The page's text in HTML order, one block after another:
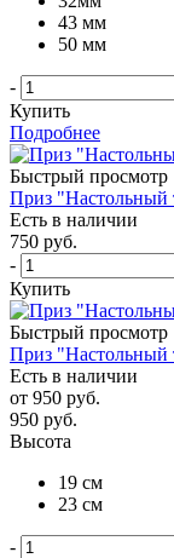
43 мм
50 мм
-
Купить
Подробнее
Быстрый просмотр
Приз "Настольный
Есть в наличии
750 руб.
-
Купить
Быстрый просмотр
Приз "Настольный
Есть в наличии
от 950 руб.
950 руб.
Высота
19 см
23 см
-